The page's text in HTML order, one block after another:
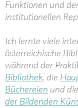
Funktionen und
institutionellen
Ich lernte viele
österreichische
während der
Bibliothek, die
Büchereien und die
der Bildenden